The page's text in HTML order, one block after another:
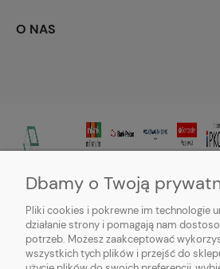
O NAS
Dbamy o Twoją
Pliki cookies i pokrewne im technologie
działanie strony i pomagają nam
potrzeb. Możesz zaakceptować
wszystkich tych plików i przejść do